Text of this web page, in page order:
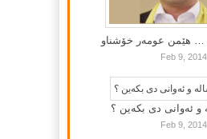
هێمن عومه‌ر خۆشناو
Feb 9, 2014
و ئەوانی دی بكەین ؟
Feb 9, 2014